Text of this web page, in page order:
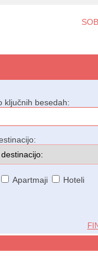
ključnih besedah:
Apartmaji Hoteli